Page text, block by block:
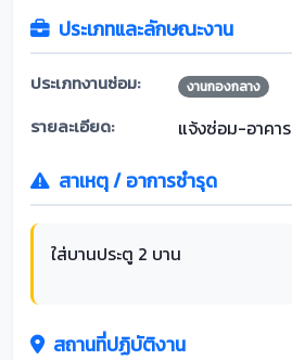
ประเภทและลักษณะงาน
ประเภทงานซ่อม: งานกองกลาง
รายละเอียด: แจ้งซ่อม-อาคาร
สาเหตุ / อาการชำรุด
ใส่บานประตู 2 บาน
สถานที่ปฏิบัติงาน